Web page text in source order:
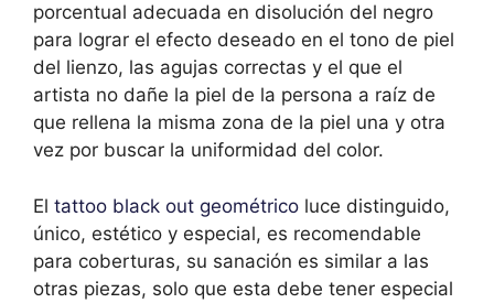
porcentual adecuada en disolución del negro
para lograr el efecto deseado en el tono de piel
del lienzo, las agujas correctas y el que el
artista no dañe la piel de la persona a raíz de
que rellena la misma zona de la piel una y otra
vez por buscar la uniformidad del color.
El tattoo black out geométrico luce distinguido,
único, estético y especial, es recomendable
para coberturas, su sanación es similar a las
otras piezas, solo que esta debe tener especial